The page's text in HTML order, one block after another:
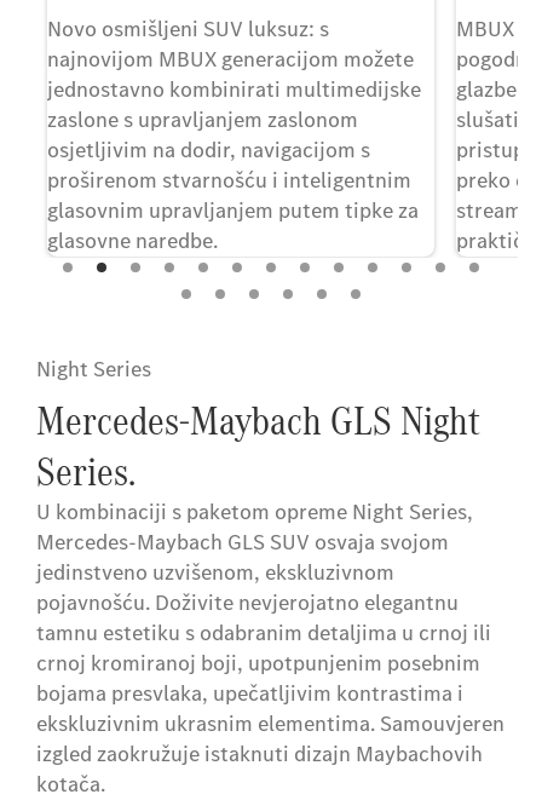
Novo osmišljeni SUV luksuz: s
najnovijom MBUX generacijom možete
jednostavno kombinirati multimedijske
zaslone s upravljanjem zaslonom
osjetljivim na dodir, navigacijom s
proširenom stvarnošću i inteligentnim
glasovnim upravljanjem putem tipke za
glasovne naredbe.
MBUX
glazbe
slušati
preko
Night Series
Mercedes-Maybach GLS Night
Series.
U kombinaciji s paketom opreme Night Series,
Mercedes-Maybach GLS SUV osvaja svojom
jedinstveno uzvišenom, ekskluzivnom
pojavnošću. Doživite nevjerojatno elegantnu
tamnu estetiku s odabranim detaljima u crnoj ili
crnoj kromiranoj boji, upotpunjenim posebnim
bojama presvlaka, upečatljivim kontrastima i
ekskluzivnim ukrasnim elementima. Samouvjeren
izgled zaokružuje istaknuti dizajn Maybachovih
kotača.